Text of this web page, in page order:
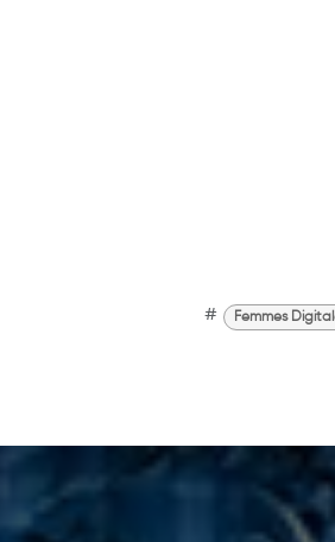
# Femmes